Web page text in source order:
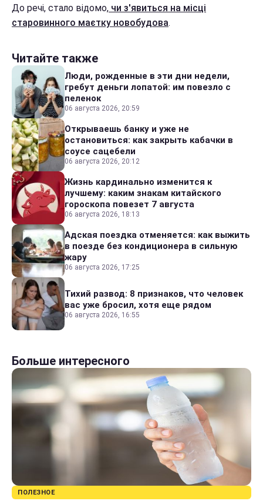
До речі, стало відомо, чи з'явиться на місці
старовинного маєтку новобудова.
Читайте также
Люди, рожденные в эти дни недели,
гребут деньги лопатой: им повезло с
пеленок
06 августа 2026, 20:59
Открываешь банку и уже не
остановиться: как закрыть кабачки в
соусе сацебели
06 августа 2026, 20:12
Жизнь кардинально изменится к
лучшему: каким знакам китайского
гороскопа повезет 7 августа
06 августа 2026, 18:13
Адская поездка отменяется: как выжить
в поезде без кондиционера в сильную
жару
06 августа 2026, 17:25
Тихий развод: 8 признаков, что человек
вас уже бросил, хотя еще рядом
06 августа 2026, 16:55
Больше интересного
ПОЛЕЗНОЕ